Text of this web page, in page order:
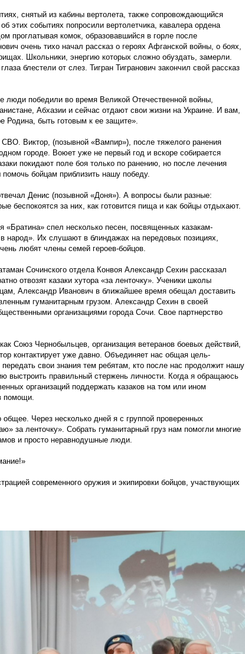
снятый из кабины вертолета, также сопровождающийся
этих событиях попросили вертолетчика, кавалера ордена
проглатывая комок, образовавшийся в горле после
очень тихо начал рассказ о героях Афганской войны, о боях,
Школьники, энергию которых сложно обуздать, замерли.
блестели от слез. Тигран Тигранович закончил свой рассказ
люди победили во время Великой Отечественной войны,
Абхазии и сейчас отдают свои жизни на Украине. И вам,
Родина, быть готовым к ее защите».
СВО. Виктор, (позывной «Вампир»), после тяжелого ранения
городе. Воюет уже не первый год и вскоре собирается
покидают поле боя только по ранению, но после лечения
бойцам приблизить нашу победу.
Денис (позывной «Доня»). А вопросы были разные:
беспокоятся за них, как готовится пища и как бойцы отдыхают.
«Братина» спел несколько песен, посвященных казакам-
в народ». Их слушают в блиндажах на передовых позициях,
любят члены семей героев-бойцов.
Сочинского отдела Конвоя Александр Сехин рассказал
отвозят казаки хутора «заленточку». Ученики школы
Александр Иванович в ближайшее время обещал доставить
гуманитарным грузом. Александр Сехин в своей
организациями города Сочи. Свое партнерство
Союз Чернобыльцев, организация ветеранов боевых действий,
контактирует уже давно. Объединяет нас общая цель-
свои знания тем ребятам, кто после нас продолжит нашу
выстроить правильный стержень личности. Когда я обращаюсь
организаций поддержать казаков на том или ином
помощи.
Через несколько дней я с группой проверенных
за ленточку». Собрать гуманитарный груз нам помогли многие
и просто неравнодушные люди.
современного оружия и экипировки бойцов, участвующих